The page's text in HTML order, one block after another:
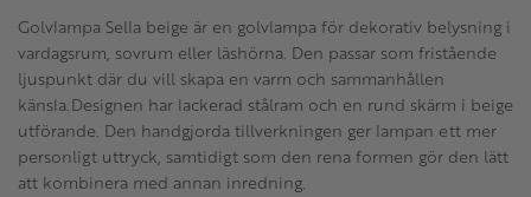
Golvlampa Sella beige är en golvlampa för dekorativ belysning i
vardagsrum, sovrum eller läshörna. Den passar som fristående
ljuspunkt där du vill skapa en varm och sammanhållen
känsla.Designen har lackerad stålram och en rund skärm i beige
utförande. Den handgjorda tillverkningen ger lampan ett mer
personligt uttryck, samtidigt som den rena formen gör den lätt
att kombinera med annan inredning.